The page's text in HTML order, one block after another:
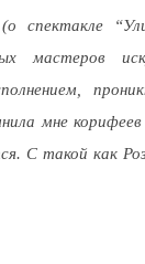
спектакле
мастеров
мне
С такой как